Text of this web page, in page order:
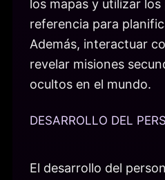
los mapas y utilizar
referencia para
Además, interactuar
revelar misiones
ocultos en el mundo.
DESARROLLO DEL
El desarrollo del